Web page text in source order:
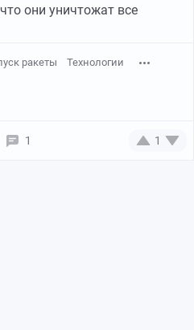
они уничтожат все
ракеты Технологии
1 1